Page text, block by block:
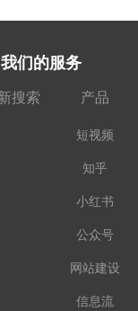
搜索 产品
短视频
知乎
小红书
公众号
网站建设
信息流
我们的服务